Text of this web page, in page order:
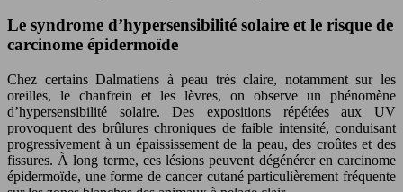
Le syndrome d’hypersensibilité solaire et le risque de
carcinome épidermoïde
Chez certains Dalmatiens à peau très claire, notamment sur les
oreilles, le chanfrein et les lèvres, on observe un phénomène
d’hypersensibilité solaire. Des expositions répétées aux UV
provoquent des brûlures chroniques de faible intensité, conduisant
progressivement à un épaississement de la peau, des croûtes et des
fissures. À long terme, ces lésions peuvent dégénérer en carcinome
épidermoïde, une forme de cancer cutané particulièrement fréquente